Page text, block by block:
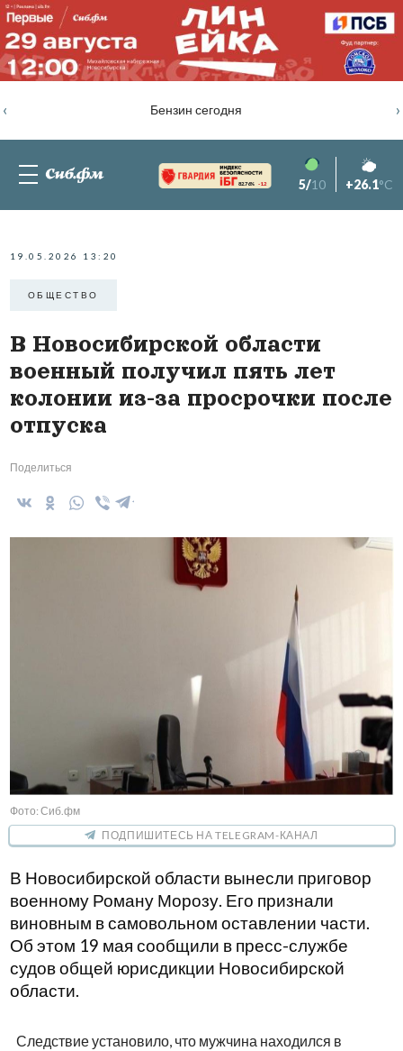
Бензин сегодня
‹ ›
82.76% -1.2 5/10 +26.1°C
19.05.2026 13:20
ОБЩЕСТВО
В Новосибирской области
военный получил пять лет
колонии из-за просрочки после
отпуска
Поделиться
Фото: Сиб.фм
ПОДПИШИТЕСЬ НА TELEGRAM-КАНАЛ
В Новосибирской области вынесли приговор
военному Роману Морозу. Его признали
виновным в самовольном оставлении части.
Об этом 19 мая сообщили в пресс-службе
судов общей юрисдикции Новосибирской
области.
Следствие установило, что мужчина находился в